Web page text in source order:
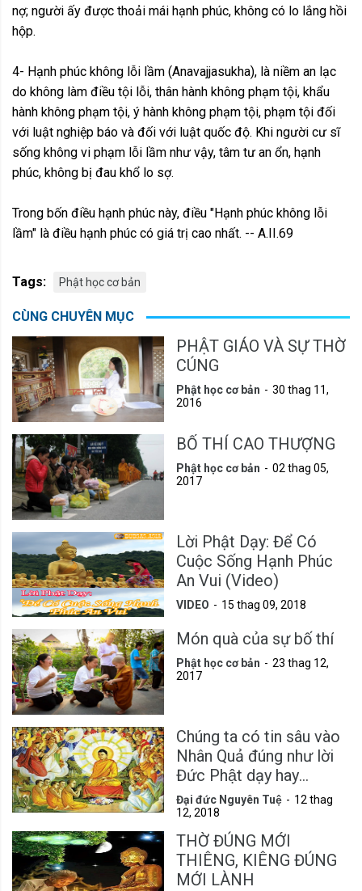
nợ; người ấy được thoải mái hạnh phúc, không có lo lắng hồi
hộp.
4- Hạnh phúc không lỗi lầm (Anavajjasukha), là niềm an lạc
do không làm điều tội lỗi, thân hành không phạm tội, khẩu
hành không phạm tội, ý hành không phạm tội, phạm tội đối
với luật nghiệp báo và đối với luật quốc độ. Khi người cư sĩ
sống không vi phạm lỗi lầm như vậy, tâm tư an ổn, hạnh
phúc, không bị đau khổ lo sợ.
Trong bốn điều hạnh phúc này, điều "Hạnh phúc không lỗi
lầm" là điều hạnh phúc có giá trị cao nhất. -- A.II.69
Tags: Phật học cơ bản
CÙNG CHUYÊN MỤC
PHẬT GIÁO VÀ SỰ THỜ
CÚNG
Phật học cơ bản
30 thag 11,
2016
BỐ THÍ CAO THƯỢNG
Phật học cơ bản
02 thag 05,
2017
Lời Phật Dạy: Để Có
Cuộc Sống Hạnh Phúc
An Vui (Video)
VIDEO 15 thag 09, 2018
Món quà của sự bố thí
Phật học cơ bản
23 thag 12,
2017
Chúng ta có tin sâu vào
Nhân Quả đúng như lời
Đức Phật dạy hay
không?
Đại đức Nguyên Tuệ
12 thag
12, 2018
THỜ ĐÚNG MỚI
THIÊNG, KIÊNG ĐÚNG
MỚI LÀNH